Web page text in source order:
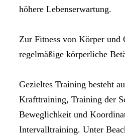
höhere Lebenserwartung.
Zur Fitness von Körper und
regelmäßige körperliche
Gezieltes Training besteht
Krafttraining, Training der
Beweglichkeit und
Intervalltraining. Unter